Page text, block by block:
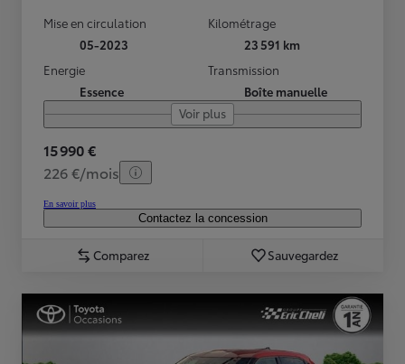
Mise en circulation
05-2023
Kilométrage
23 591 km
Energie
Essence
Transmission
Boîte manuelle
Voir plus
15 990 €
226 €/mois
En savoir plus
Contactez la concession
Comparez Sauvegardez